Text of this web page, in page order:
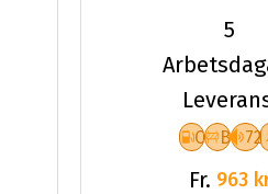
TYFOON
ALL-
SEASON
XL
5
C B 72
Fr. 963